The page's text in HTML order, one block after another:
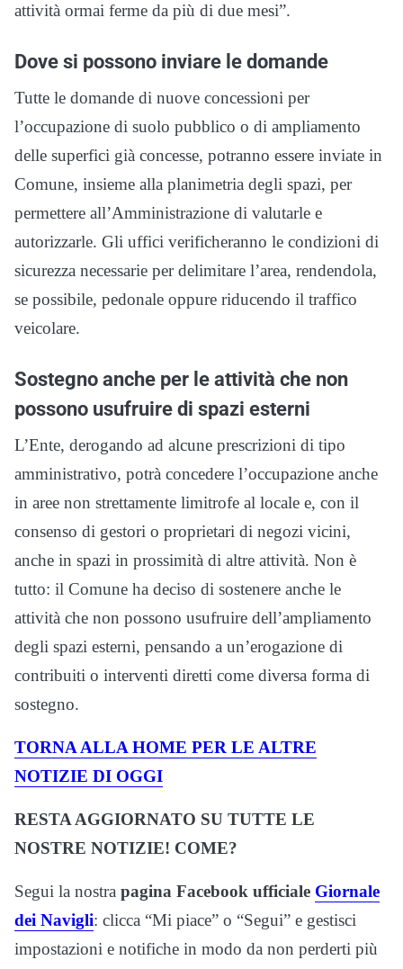
attività ormai ferme da più di due mesi”.
Dove si possono inviare le domande
Tutte le domande di nuove concessioni per
l’occupazione di suolo pubblico o di ampliamento
delle superfici già concesse, potranno essere inviate in
Comune, insieme alla planimetria degli spazi, per
permettere all’Amministrazione di valutarle e
autorizzarle. Gli uffici verificheranno le condizioni di
sicurezza necessarie per delimitare l’area, rendendola,
se possibile, pedonale oppure riducendo il traffico
veicolare.
Sostegno anche per le attività che non
possono usufruire di spazi esterni
L’Ente, derogando ad alcune prescrizioni di tipo
amministrativo, potrà concedere l’occupazione anche
in aree non strettamente limitrofe al locale e, con il
consenso di gestori o proprietari di negozi vicini,
anche in spazi in prossimità di altre attività. Non è
tutto: il Comune ha deciso di sostenere anche le
attività che non possono usufruire dell’ampliamento
degli spazi esterni, pensando a un’erogazione di
contribuiti o interventi diretti come diversa forma di
sostegno.
TORNA ALLA HOME PER LE ALTRE
NOTIZIE DI OGGI
RESTA AGGIORNATO SU TUTTE LE
NOSTRE NOTIZIE! COME?
Segui la nostra pagina Facebook ufficiale Giornale
dei Navigli: clicca “Mi piace” o “Segui” e gestisci
impostazioni e notifiche in modo da non perderti più